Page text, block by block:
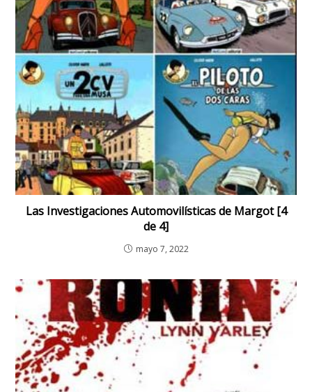
Las Investigaciones Automovilísticas de Margot [4
de 4]
mayo 7, 2022